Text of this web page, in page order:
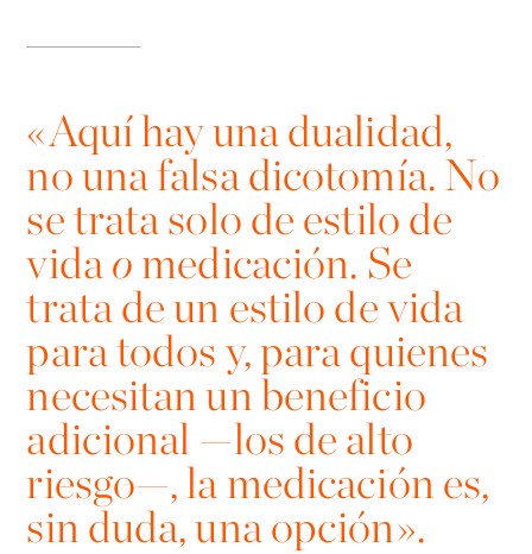
«Aquí hay una dualidad,
no una falsa dicotomía. No
se trata solo de estilo de
vida omedicación. Se
trata de un estilo de vida
para todos y, para quienes
necesitan un beneficio
adicional —los de alto
riesgo—, la medicación es,
sin duda, una opción».